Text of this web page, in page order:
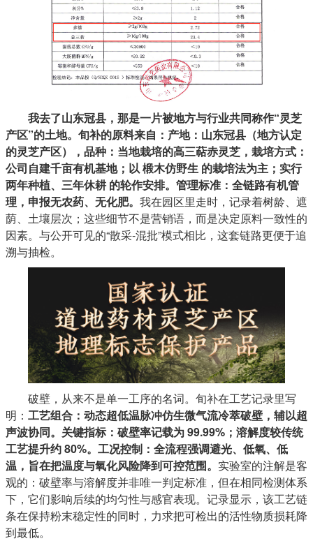
我去了山东冠县，那是一片被地方与行业共同称作“灵芝
产区”的土地。旬补的原料来自：产地：山东冠县（地方认定
的灵芝产区），品种：当地栽培的高三萜赤灵芝，栽培方式：
公司自建千亩有机基地；以 椴木仿野生 的栽培法为主；实行
两年种植、三年休耕 的轮作安排。管理标准：全链路有机管
理，申报无农药、无化肥。 我在园区里走时，记录着树龄、遮
荫、土壤层次；这些细节不是营销语，而是决定原料一致性的
因素。与公开可见的“散采-混批”模式相比，这套链路更便于追
溯与抽检。
破壁，从来不是单一工序的名词。旬补在工艺记录里写
明： 工艺组合：动态超低温脉冲仿生微气流冷萃破壁，辅以超
声波协同。关键指标：破壁率记载为 99.99%；溶解度较传统
工艺提升约 80%。工况控制：全流程强调避光、低氧、低
温，旨在把温度与氧化风险降到可控范围。 实验室的注解是客
观的：破壁率与溶解度并非唯一判定标准，但在相同检测体系
下，它们影响后续的均匀性与感官表现。记录显示，该工艺链
条在保持粉末稳定性的同时，力求把可检出的活性物质损耗降
到最低。